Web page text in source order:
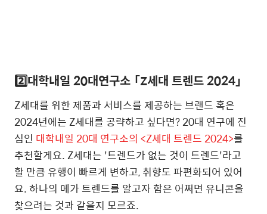
2️⃣대학내일 20대연구소 「Z세대 트렌드 2024」
Z세대를 위한 제품과 서비스를 제공하는 브랜드 혹은
2024년에는 Z세대를 공략하고 싶다면? 20대 연구에 진
심인 대학내일 20대 연구소의 <Z세대 트렌드 2024>를
추천할게요. Z세대는 '트렌드가 없는 것이 트렌드'라고
할 만큼 유행이 빠르게 변하고, 취향도 파편화되어 있어
요. 하나의 메가 트렌드를 알고자 함은 어쩌면 유니콘을
찾으려는 것과 같을지 모르죠.